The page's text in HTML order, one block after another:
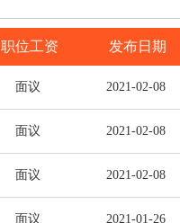
职位工资 发布日期
面议 2021-02-08
面议 2021-02-08
面议 2021-02-08
面议 2021-01-26